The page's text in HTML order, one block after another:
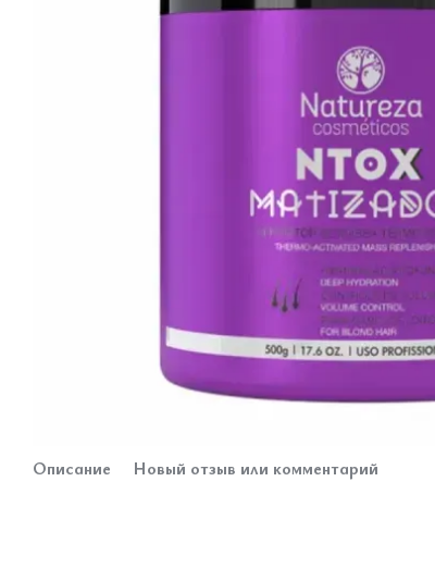
Описание Новый отзыв или комментарий